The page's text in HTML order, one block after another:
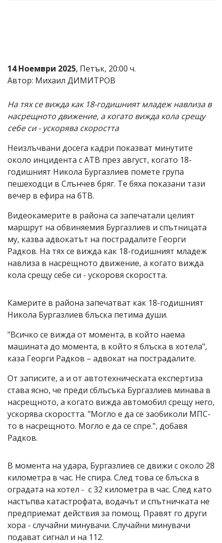
14 Ноември 2025, Петък, 20:00 ч.
Автор: Михаил ДИМИТРОВ
На тях се вижда как 18-годишният младеж навлиза в
насрещното движение, а когато вижда кола срещу
себе си - ускорява скоростта
Неизлъчвани досега кадри показват минутите
около инцидента с АТВ през август, когато 18-
годишният Никола Бургазлиев помете група
пешеходци в Слънчев бряг. Те бяха показани тази
вечер в ефира на бТВ.
Видеокамерите в района са запечатали целият
маршрут на обвиняемия Бургазлиев и спътницата
му, казва адвокатът на пострадалите Георги
Радков. На тях се вижда как 18-годишният младеж
навлиза в насрещното движение, а когато вижда
кола срещу себе си - ускоровя скоростта.
Камерите в района запечатват как 18-годишният
Никола Бургазлиев блъска петима души.
"Всичко се вижда от момента, в който наема
машината до момента, в който я блъска в хотела",
каза Георги Радков – адвокат на пострадалите.
От записите, а и от автотехническата експертиза
става ясно, че преди сблъсъка Бургазлиев минава в
насрещното, а когато вижда автомобил срещу него,
ускорява скоростта. "Могло е да се заобиколи МПС-
то в насрещното. Могло е да се спре.", добавя
Радков.
В момента на удара, Бургазлиев се движи с около 28
километра в час. Не спира. След това се блъска в
оградата на хотел - с 32 километра в час. След като
настъпва катастрофата, водачът и спътничката не
предприемат действия за помощ. Правят го други
хора - случайни минувачи. Случайни минувачи
подават сигнал и на 112.